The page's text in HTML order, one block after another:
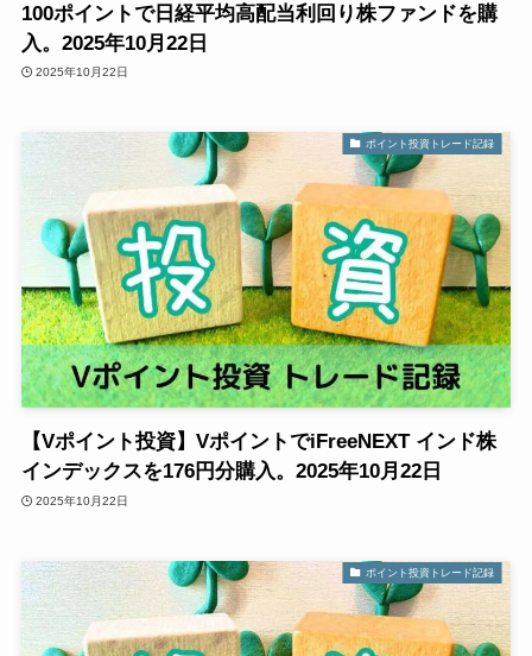
100ポイントで日経平均高配当利回り株ファンドを購
入。2025年10月22日
2025年10月22日
ポイント投資トレード記録
【Vポイント投資】VポイントでiFreeNEXT インド株
インデックスを176円分購入。2025年10月22日
2025年10月22日
ポイント投資トレード記録